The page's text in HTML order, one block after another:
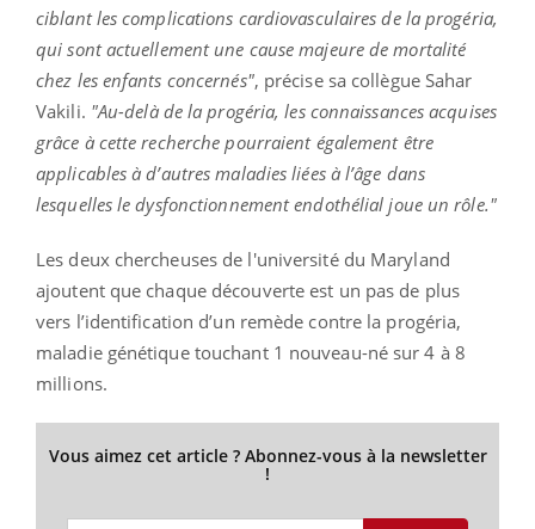
ciblant les complications cardiovasculaires de la progéria,
qui sont actuellement une cause majeure de mortalité
chez les enfants concernés", précise sa collègue Sahar
Vakili. "Au-delà de la progéria, les connaissances acquises
grâce à cette recherche pourraient également être
applicables à d’autres maladies liées à l’âge dans
lesquelles le dysfonctionnement endothélial joue un rôle."
Les deux chercheuses de l'université du Maryland
ajoutent que chaque découverte est un pas de plus
vers l’identification d’un remède contre la progéria,
maladie génétique touchant 1 nouveau-né sur 4 à 8
millions.
Vous aimez cet article ? Abonnez-vous à la newsletter
!